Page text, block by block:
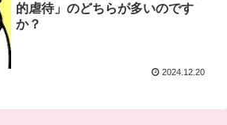
的虐待」のどちらが多いのです
か？
2024.12.20